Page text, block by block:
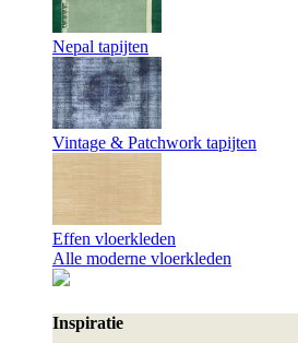
Nepal tapijten
Vintage & Patchwork tapijten
Effen vloerkleden
Alle moderne vloerkleden
Inspiratie